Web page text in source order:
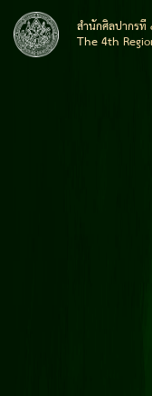
สำนักศิลปากร
The 4th